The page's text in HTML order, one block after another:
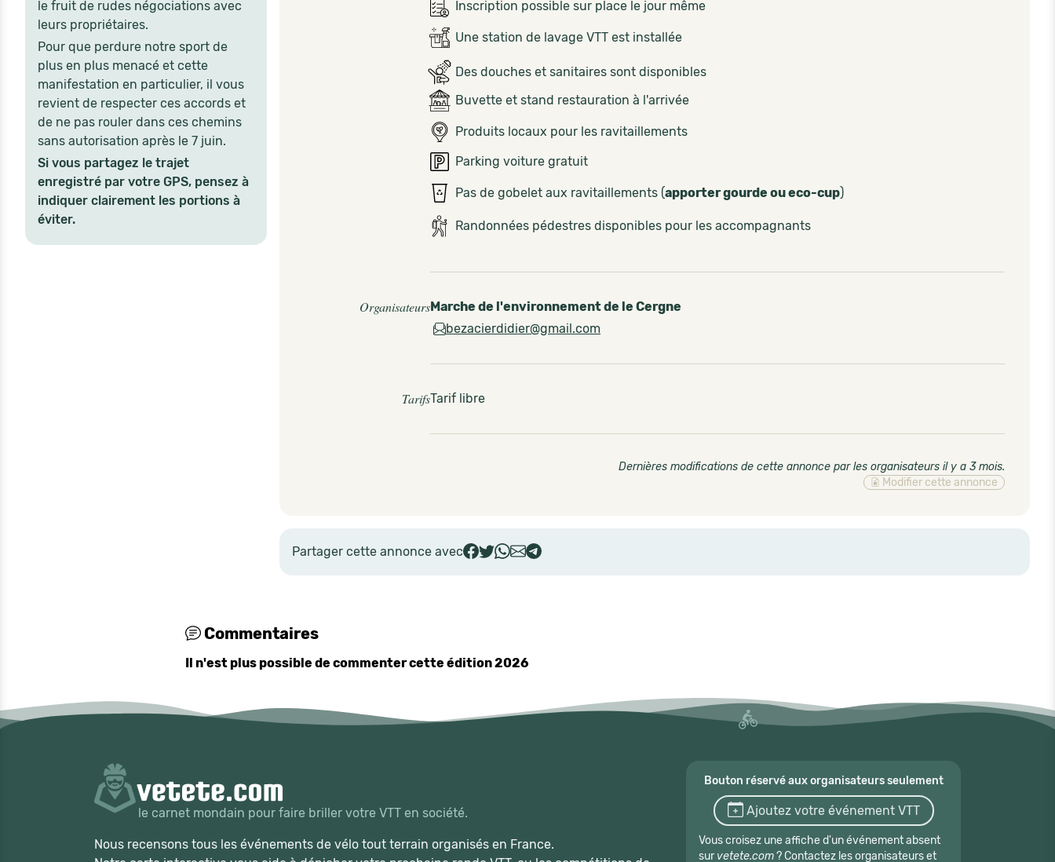
le fruit de rudes négociations avec
leurs propriétaires.
Pour que perdure notre sport de
plus en plus menacé et cette
manifestation en particulier, il vous
revient de respecter ces accords et
de ne pas rouler dans ces chemins
sans autorisation après le 7 juin.
Si vous partagez le trajet
enregistré par votre GPS, pensez à
indiquer clairement les portions à
éviter.
Inscription possible sur place le jour même
Une station de lavage VTT est installée
Des douches et sanitaires sont disponibles
Buvette et stand restauration à l'arrivée
Produits locaux pour les ravitaillements
Parking voiture gratuit
Pas de gobelet aux ravitaillements (apporter gourde ou eco-cup)
Randonnées pédestres disponibles pour les accompagnants
OrganisateursMarche de l'environnement de le Cergne
bezacierdidier@gmail.com
TarifsTarif libre
Dernières modifications de cette annonce par les organisateurs il y a 3 mois.
Modifier cette annonce
Partager cette annonce avec
Commentaires
Il n'est plus possible de commenter cette édition 2026
le carnet mondain pour faire briller votre VTT en société.
Nous recensons tous les événements de vélo tout terrain organisés en France.
Bouton réservé aux organisateurs seulement
Ajoutez votre événement VTT
Vous croisez une affiche d'un événement absent
sur vetete.com? Contactez les organisateurs et